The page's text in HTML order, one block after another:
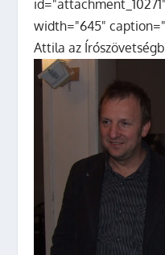
width="645"
Attila az